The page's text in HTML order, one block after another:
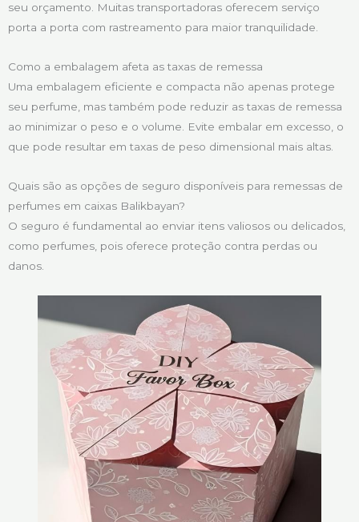
seu orçamento. Muitas transportadoras oferecem serviço
porta a porta com rastreamento para maior tranquilidade.
Como a embalagem afeta as taxas de remessa
Uma embalagem eficiente e compacta não apenas protege
seu perfume, mas também pode reduzir as taxas de remessa
ao minimizar o peso e o volume. Evite embalar em excesso, o
que pode resultar em taxas de peso dimensional mais altas.
Quais são as opções de seguro disponíveis para remessas de
perfumes em caixas Balikbayan?
O seguro é fundamental ao enviar itens valiosos ou delicados,
como perfumes, pois oferece proteção contra perdas ou
danos.